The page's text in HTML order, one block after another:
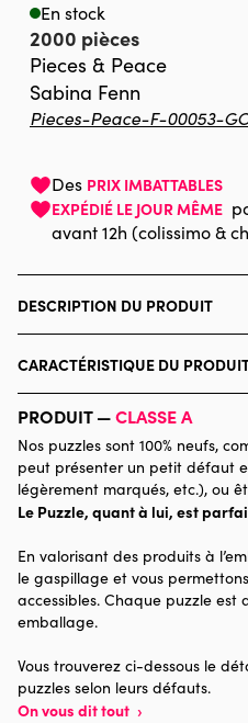
En stock
2000 pièces
Pieces & Peace
Sabina Fenn
Pieces-Peace-F-00053-
Des PRIX IMBATTABLES
EXPÉDIÉ LE JOUR MÊME
avant 12h (colissimo &
DESCRIPTION DU PRODUIT
Sabina Fenn
Quelles sont les particularités
Les puzzles sont tous conçus et
imprimés et contrecollés sur
certifié FSC, dans le but de
mais également vous procurer
qualité. Allié de choix contre le
Peace, et profitez pleinement
assembler des illustrations
Pieces & Peace s'engage
pour chaque boite de puzzle
association qui oeuvre pour la
monde.
CARACTÉRISTIQUE DU
Catégorie
Age
Provenance
Dimensions
PRODUIT —CLASSE A
Nos puzzles sont 100% neufs,
peut présenter un petit défaut
légèrement marqués, etc.), ou
Le Puzzle, quant à lui, est
En valorisant des produits à
le gaspillage et vous
accessibles. Chaque puzzle est
emballage.
Vous trouverez ci-dessous le
puzzles selon leurs défauts.
On vous dit tout ›